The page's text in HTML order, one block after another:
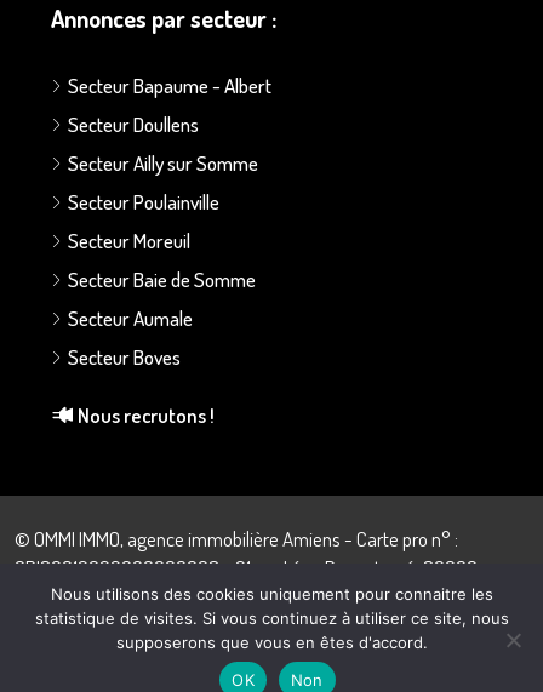
Annonces par secteur :
Secteur Bapaume - Albert
Secteur Doullens
Secteur Ailly sur Somme
Secteur Poulainville
Secteur Moreuil
Secteur Baie de Somme
Secteur Aumale
Secteur Boves
Nous recrutons !
© OMMI IMMO, agence immobilière Amiens - Carte pro n° :
CPI80012022000000008 - 21 rue Léon Dupontreué, 80000
Amiens - 03.22.43.57.28
Nous utilisons des cookies uniquement pour connaitre les
statistique de visites. Si vous continuez à utiliser ce site, nous
supposerons que vous en êtes d'accord.
OK
Non